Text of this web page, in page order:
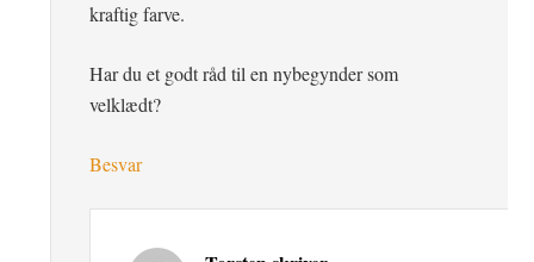
kraftig farve.
Har du et godt råd til en nybegynder som
velklædt?
Besvar